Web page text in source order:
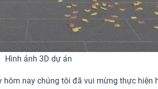
Hình ảnh 3D dự án
nay chúng tôi đã vui mừng thực